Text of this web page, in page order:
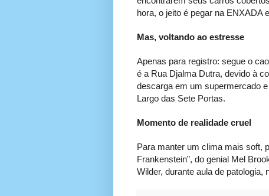
hora, o jeito é pegar na ENXADA
Mas, voltando ao estresse
Apenas para registro: segue o
é a Rua Djalma Dutra, devido à
descarga em um supermercado
Largo das Sete Portas.
Momento de realidade cruel
Para manter um clima mais soft,
Frankenstein”, do genial Mel
Wilder, durante aula de patologia,